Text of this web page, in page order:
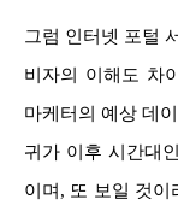
그럼 인터넷 포털
비자의 이해도 차
마케터의 예상 데
귀가 이후 시간대
이며, 또 보일 것이